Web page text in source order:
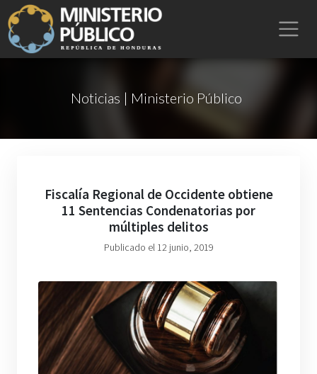
Noticias | Ministerio Público
Fiscalía Regional de Occidente obtiene
11 Sentencias Condenatorias por
múltiples delitos
Publicado el 12 junio, 2019